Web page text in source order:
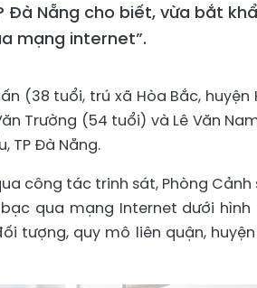
Đà Nẵng cho biết, vừa bắt
mạng internet”.
(38 tuổi, trú xã Hòa Bắc, huyện
Trường (54 tuổi) và Lê Văn
TP Đà Nẵng.
công tác trinh sát, Phòng
qua mạng Internet dưới
tượng, quy mô liên quận,